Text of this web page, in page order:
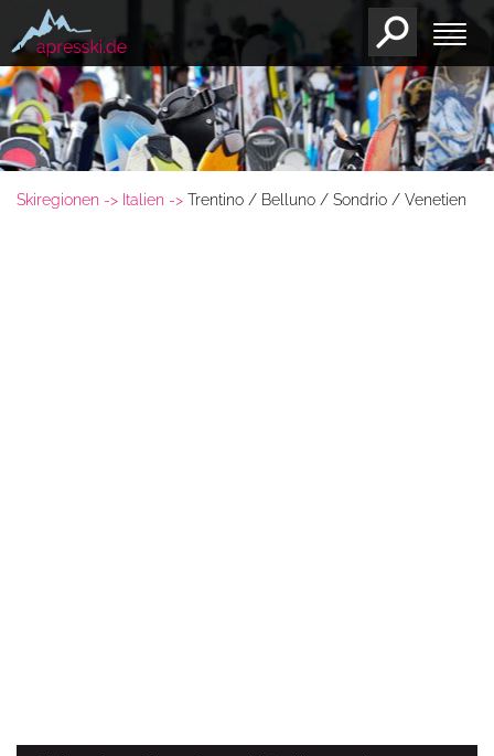
Skiregionen Italien Trentino / Belluno / Sondrio / Venetien